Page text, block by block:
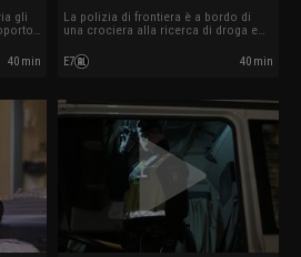
gli
in un
40 min
La polizia di frontiera è a bordo di
una crociera alla ricerca di droga e
Casper fiuti qualcosa.
E7 40 min